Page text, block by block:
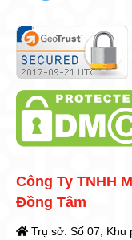
Công Ty TNHH
Đồng Tâm
Trụ sở: Số 07, Khu